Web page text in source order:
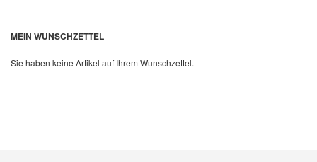
Quickview
MEIN WUNSCHZETTEL
Sie haben keine Artikel auf Ihrem Wunschzettel.